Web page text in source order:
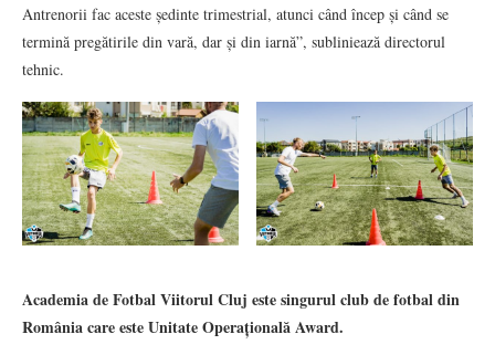
Antrenorii fac aceste ședinte trimestrial, atunci când încep și când se
termină pregătirile din vară, dar și din iarnă”, subliniează directorul
tehnic.
Academia de Fotbal Viitorul Cluj este singurul club de fotbal din
România care este Unitate Operațională Award.